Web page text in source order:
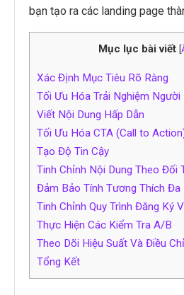
bạn tạo ra các landing page
Mục lục bài viết [
Xác Định Mục Tiêu Rõ Ràng
Tối Ưu Hóa Trải Nghiệm Người
Viết Nội Dung Hấp Dẫn
Tối Ưu Hóa CTA (Call to
Tạo Độ Tin Cậy
Tinh Chỉnh Nội Dung Theo Đối
Đảm Bảo Tính Tương Thích Đa
Tinh Chỉnh Quy Trình Đăng Ký
Thực Hiện Các Kiểm Tra A/B
Theo Dõi Hiệu Suất Và Điều
Tổng Kết